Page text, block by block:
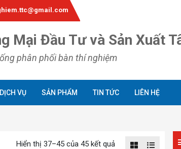
Mại Đầu Tư và Sản Xuất
phân phối bàn thí nghiệm
DỊCH VỤ SẢN PHẨM TIN TỨC LIÊN HỆ
Hiển thị 37–45 của 45 kết quả